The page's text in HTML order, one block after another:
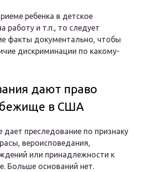
ребенка в детское
работу и т.п., то следует
факты документально, чтобы
дискриминации по какому-
дают право
в США
преследование по признаку
вероисповедания,
или принадлежности к
Больше оснований нет.